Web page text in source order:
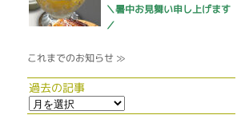
＼暑中お見舞い申し上げます
／
これまでのお知らせ ≫
過去の記事